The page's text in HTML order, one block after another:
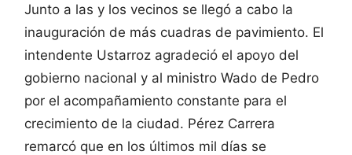
Junto a las y los vecinos se llegó a cabo la
inauguración de más cuadras de pavimiento. El
intendente Ustarroz agradeció el apoyo del
gobierno nacional y al ministro Wado de Pedro
por el acompañamiento constante para el
crecimiento de la ciudad. Pérez Carrera
remarcó que en los últimos mil días se